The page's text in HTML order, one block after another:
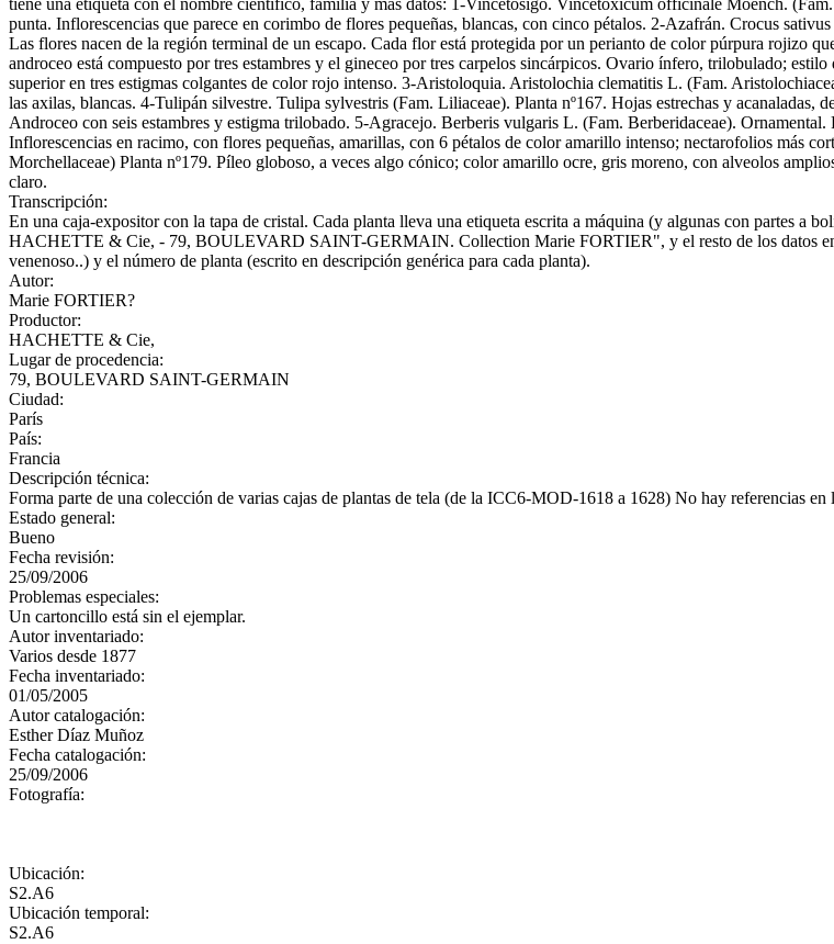
punta. Inflorescencias que parece en corimbo de flores pequeñas, blancas, con cinco pétalos. 2-Azafrán. Crocus
Las flores nacen de la región terminal de un escapo. Cada flor está protegida por un perianto de color púrpura rojizo
androceo está compuesto por tres estambres y el gineceo por tres carpelos sincárpicos. Ovario ínfero, trilobulado;
superior en tres estigmas colgantes de color rojo intenso. 3-Aristoloquia. Aristolochia clematitis L. (Fam.
las axilas, blancas. 4-Tulipán silvestre. Tulipa sylvestris (Fam. Liliaceae). Planta nº167. Hojas estrechas y
Androceo con seis estambres y estigma trilobado. 5-Agracejo. Berberis vulgaris L. (Fam. Berberidaceae).
Inflorescencias en racimo, con flores pequeñas, amarillas, con 6 pétalos de color amarillo intenso; nectarofolios más
Morchellaceae) Planta nº179. Píleo globoso, a veces algo cónico; color amarillo ocre, gris moreno, con alveolos
claro.
Transcripción:
En una caja-expositor con la tapa de cristal. Cada planta lleva una etiqueta escrita a máquina (y algunas con partes
HACHETTE & Cie, - 79, BOULEVARD SAINT-GERMAIN. Collection Marie FORTIER", y el resto de los datos en
venenoso..) y el número de planta (escrito en descripción genérica para cada planta).
Autor:
Marie FORTIER?
Productor:
HACHETTE & Cie,
Lugar de procedencia:
79, BOULEVARD SAINT-GERMAIN
Ciudad:
París
País:
Francia
Descripción técnica:
Forma parte de una colección de varias cajas de plantas de tela (de la ICC6-MOD-1618 a 1628) No hay referencias en
Estado general:
Bueno
Fecha revisión:
25/09/2006
Problemas especiales:
Un cartoncillo está sin el ejemplar.
Autor inventariado:
Varios desde 1877
Fecha inventariado:
01/05/2005
Autor catalogación:
Esther Díaz Muñoz
Fecha catalogación:
25/09/2006
Fotografía:
Ubicación:
S2.A6
Ubicación temporal:
S2.A6